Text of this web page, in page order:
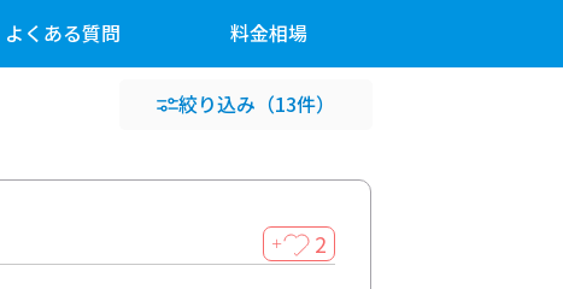
よくある質問 料金相場
絞り込み （13件）
＋ 2